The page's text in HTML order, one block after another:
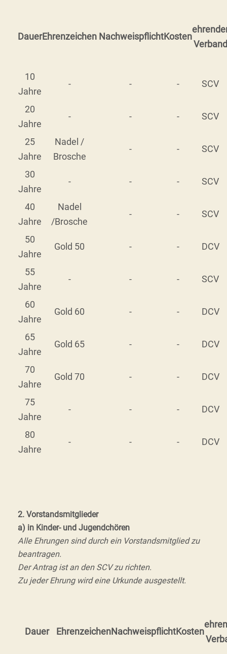
DauerEhrenzeichen NachweispflichtKosten
Verband
10
Jahre
- - - SCV
20
Jahre
- - - SCV
25
Jahre
Nadel /
Brosche
- - SCV
30
Jahre
- - - SCV
40
Jahre
Nadel
/Brosche
- - SCV
50
Jahre
Gold 50 - - DCV
55
Jahre
- - - SCV
60
Jahre
Gold 60 - - DCV
65
Jahre
Gold 65 - - DCV
70
Jahre
Gold 70 - - DCV
75
Jahre
- - - DCV
80
Jahre
- - - DCV
2. Vorstandsmitglieder
a) in Kinder- und Jugendchören
Alle Ehrungen sind durch ein Vorstandsmitglied zu
beantragen.
Der Antrag ist an den SCV zu richten.
Zu jeder Ehrung wird eine Urkunde ausgestellt.
Dauer EhrenzeichenNachweispflichtKosten